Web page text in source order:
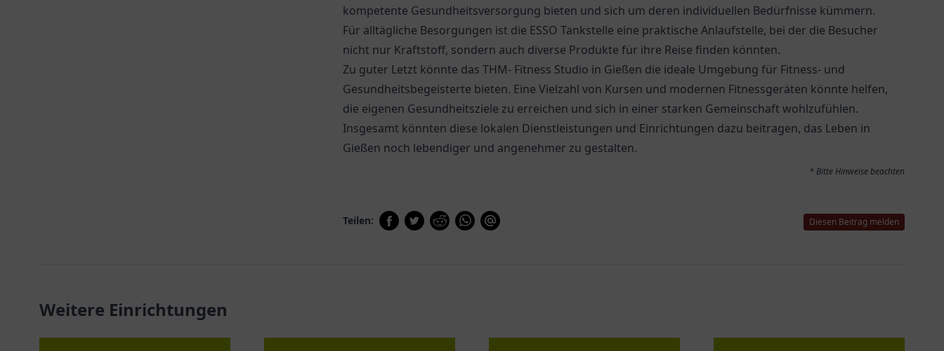
kompetente Gesundheitsversorgung bieten und sich um deren individuellen Bedürfnisse kümmern.
Für alltägliche Besorgungen ist die ESSO Tankstelle eine praktische Anlaufstelle, bei der die Besucher
nicht nur Kraftstoff, sondern auch diverse Produkte für ihre Reise finden könnten.
Zu guter Letzt könnte das THM- Fitness Studio in Gießen die ideale Umgebung für Fitness- und
Gesundheitsbegeisterte bieten. Eine Vielzahl von Kursen und modernen Fitnessgeräten könnte helfen,
die eigenen Gesundheitsziele zu erreichen und sich in einer starken Gemeinschaft wohlzufühlen.
Insgesamt könnten diese lokalen Dienstleistungen und Einrichtungen dazu beitragen, das Leben in
Gießen noch lebendiger und angenehmer zu gestalten.
* Bitte Hinweise beachten
Teilen: Diesen Beitrag melden
Weitere Einrichtungen